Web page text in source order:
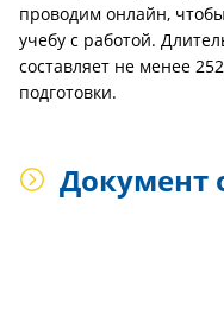
проводим онлайн,
учебу с работой.
составляет не менее
подготовки.
Документ